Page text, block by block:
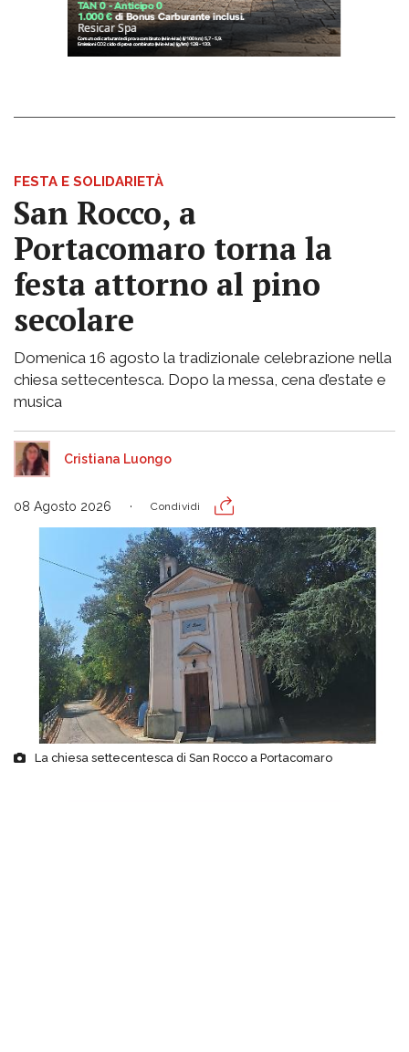
FESTA E SOLIDARIETÀ
San Rocco, a
Portacomaro torna la
festa attorno al pino
secolare
Domenica 16 agosto la tradizionale celebrazione nella
chiesa settecentesca. Dopo la messa, cena d’estate e
musica
Cristiana Luongo
08 Agosto 2026 Condividi
La chiesa settecentesca di San Rocco a Portacomaro